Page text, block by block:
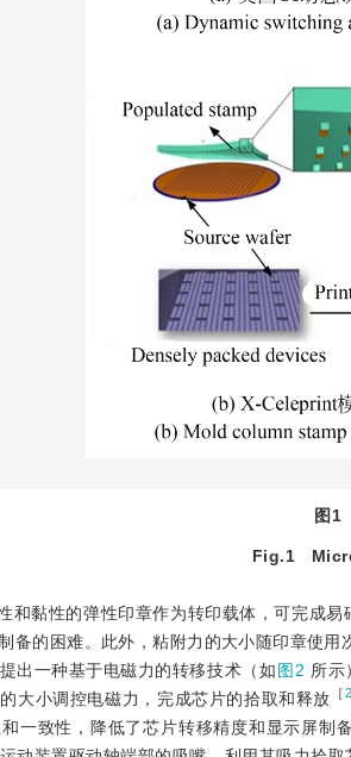
图1
Fig.1
和黏性的弹性印章作为转印载体，可完成
备的困难。此外，粘附力的大小随印章使
出一种基于电磁力的转移技术（如图2 所示
大小调控电磁力，完成芯片的拾取和释放 ［
一致性，降低了芯片转移精度和显示屏制